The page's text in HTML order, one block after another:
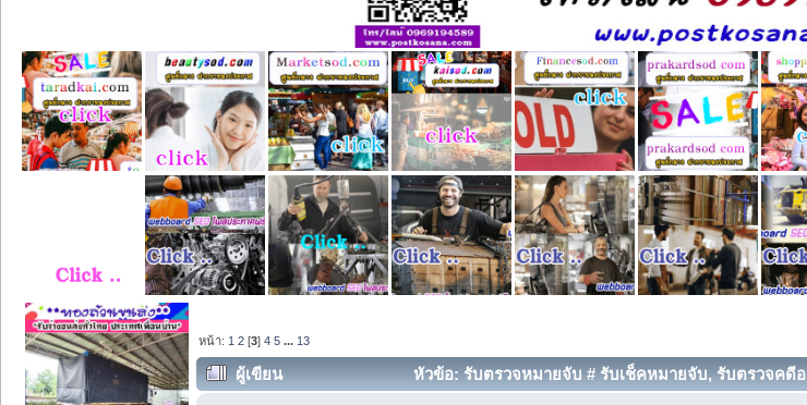
หน้า: 1 2 [3]4 5 ... 13
ผู้เขียน หัวข้อ: รับตรวจหมายจับ # รับเช็คหมายจับ, รับตรวจคดี